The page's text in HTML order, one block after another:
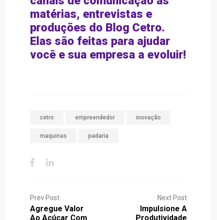
matérias, entrevistas e
produções do Blog Cetro.
Elas são feitas para ajudar
você e sua empresa a evoluir!
cetro empreendedor inovação
maquinas padaria
Prev Post
Agregue Valor
Ao Açúcar Com
Next Post
Impulsione A
Produtividade